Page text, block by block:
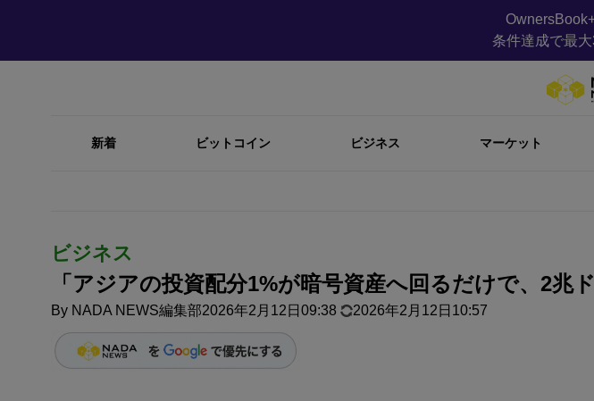
条件達成で最
新着 ビットコイン ビジネス マーケット
ビジネス
「アジアの投資配分1%が暗号資産へ回るだけで、2
By NADA NEWS編集部2026年2月12日09:38 2026年2月12日10:57